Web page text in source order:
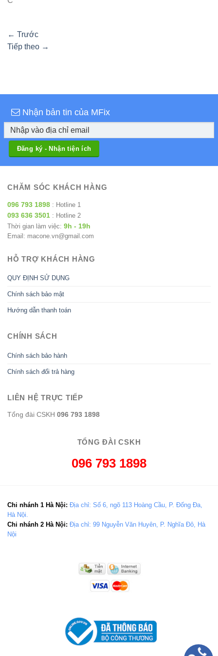
← Trước
Tiếp theo →
Nhận bản tin của MFix
CHĂM SÓC KHÁCH HÀNG
096 793 1898 : Hotline 1
093 636 3501 : Hotline 2
Thời gian làm việc: 9h - 19h
Email: macone.vn@gmail.com
HỖ TRỢ KHÁCH HÀNG
QUY ĐỊNH SỬ DỤNG
Chính sách bảo mật
Hướng dẫn thanh toán
CHÍNH SÁCH
Chính sách bảo hành
Chính sách đổi trả hàng
LIÊN HỆ TRỰC TIẾP
Tổng đài CSKH 096 793 1898
TỔNG ĐÀI CSKH
096 793 1898
Chi nhánh 1 Hà Nội: Địa chỉ: Số 6, ngõ 113 Hoàng Cầu, P. Đống Đa,
Hà Nội.
Chi nhánh 2 Hà Nội: Địa chỉ: 99 Nguyễn Văn Huyên, P. Nghĩa Đô, Hà
Nội